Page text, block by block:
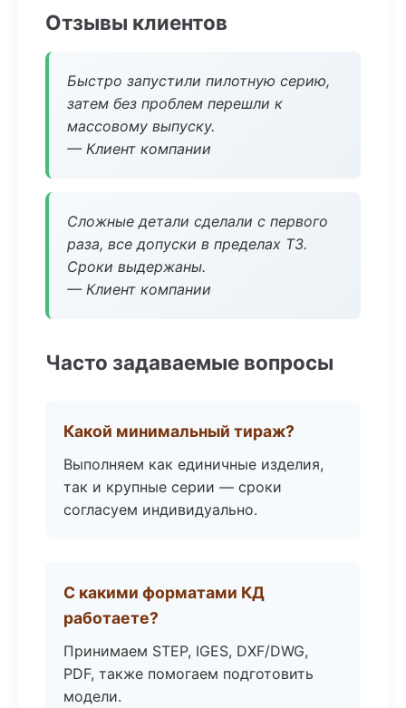
Отзывы клиентов
Быстро запустили пилотную серию,
затем без проблем перешли к
массовому выпуску.
— Клиент компании
Сложные детали сделали с первого
раза, все допуски в пределах ТЗ.
Сроки выдержаны.
— Клиент компании
Часто задаваемые вопросы
Какой минимальный тираж?
Выполняем как единичные изделия,
так и крупные серии — сроки
согласуем индивидуально.
С какими форматами КД
работаете?
Принимаем STEP, IGES, DXF/DWG,
PDF, также помогаем подготовить
модели.